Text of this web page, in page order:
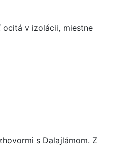
ocitá v izolácii, miestne
s Dalajlámom. Z